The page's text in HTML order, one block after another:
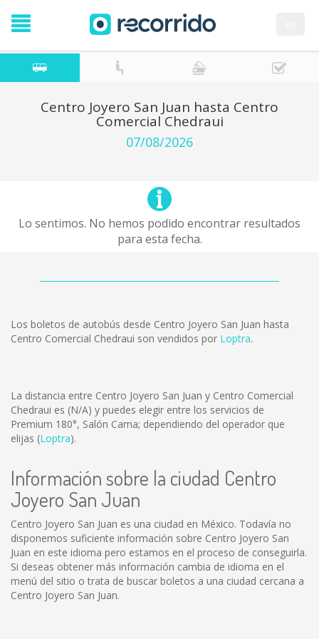
Centro Joyero San Juan hasta Centro
Comercial Chedraui
07/08/2026
Lo sentimos. No hemos podido encontrar resultados
para esta fecha.
Los boletos de autobús desde Centro Joyero San Juan hasta
Centro Comercial Chedraui son vendidos por Loptra.
La distancia entre Centro Joyero San Juan y Centro Comercial
Chedraui es (N/A) y puedes elegir entre los servicios de
Premium 180°, Salón Cama; dependiendo del operador que
elijas (Loptra).
Información sobre la ciudad Centro
Joyero San Juan
Centro Joyero San Juan es una ciudad en México. Todavía no
disponemos suficiente información sobre Centro Joyero San
Juan en este idioma pero estamos en el proceso de conseguirla.
Si deseas obtener más información cambia de idioma en el
menú del sitio o trata de buscar boletos a una ciudad cercana a
Centro Joyero San Juan.